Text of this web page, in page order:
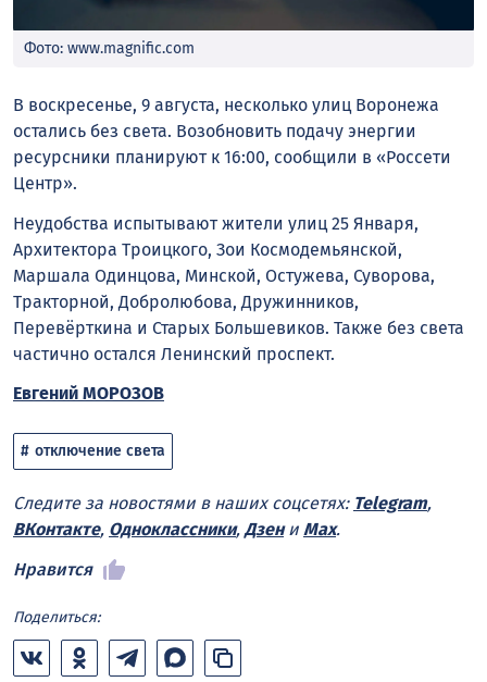
Фото: www.magnific.com
В воскресенье, 9 августа, несколько улиц Воронежа
остались без света. Возобновить подачу энергии
ресурсники планируют к 16:00, сообщили в «Россети
Центр».
Неудобства испытывают жители улиц 25 Января,
Архитектора Троицкого, Зои Космодемьянской,
Маршала Одинцова, Минской, Остужева, Суворова,
Тракторной, Добролюбова, Дружинников,
Перевёрткина и Старых Большевиков. Также без света
частично остался Ленинский проспект.
Евгений МОРОЗОВ
отключение света
Следите за новостями в наших соцсетях: Telegram,
ВКонтакте, Одноклассники, Дзени Max.
Нравится
Поделиться: